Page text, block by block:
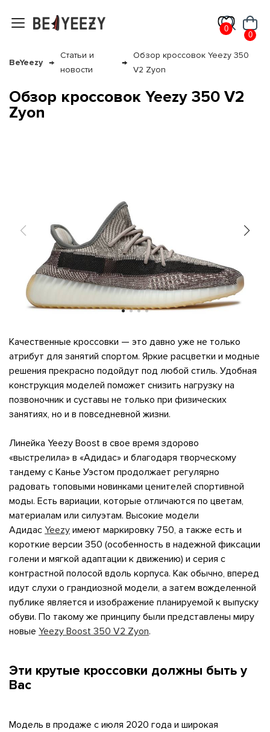
0
0
BeYeezy
Статьи и
новости
Обзор кроссовок Yeezy 350
V2 Zyon
Обзор кроссовок Yeezy 350 V2
Zyon
Качественные кроссовки — это давно уже не только
атрибут для занятий спортом. Яркие расцветки и модные
решения прекрасно подойдут под любой стиль. Удобная
конструкция моделей поможет снизить нагрузку на
позвоночник и суставы не только при физических
занятиях, но и в повседневной жизни.
Линейка Yeezy Boost в свое время здорово
«выстрелила» в «Адидас» и благодаря творческому
тандему с Канье Уэстом продолжает регулярно
радовать топовыми новинками ценителей спортивной
моды. Есть вариации, которые отличаются по цветам,
материалам или силуэтам. Высокие модели
Адидас Yeezy имеют маркировку 750, а также есть и
короткие версии 350 (особенность в надежной фиксации
голени и мягкой адаптации к движению) и серия с
контрастной полосой вдоль корпуса. Как обычно, вперед
идут слухи о грандиозной модели, а затем вожделенной
публике является и изображение планируемой к выпуску
обуви. По такому же принципу были представлены миру
новые Yeezy Boost 350 V2 Zyon.
Эти крутые кроссовки должны быть у
Вас
Модель в продаже с июля 2020 года и широкая
с нами
и в
наш